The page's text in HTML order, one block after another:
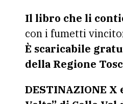
Il libro che li
con i fumetti
È scaricabile
della Regione
DESTINAZIONE X